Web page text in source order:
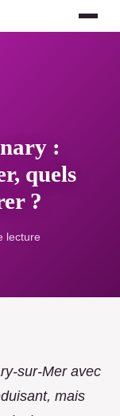
:
quels
?
lecture
sur-Mer avec
mais